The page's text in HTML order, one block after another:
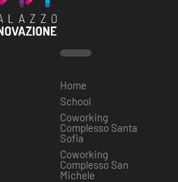
Home
School
Coworking
Complesso Santa
Sofia
Coworking
Complesso San
Michele